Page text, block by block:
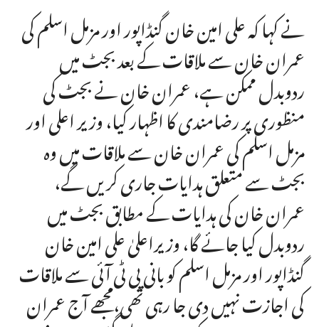
نے کہا کہ علی امین خان گنڈاپور اور مزمل اسلم کی
عمران خان سے ملاقات کے بعد بجٹ میں
ردوبدل ممکن ہے، عمران خان نے بجٹ کی
منظوری پر رضامندی کا اظہار کیا، وزیر اعلی اور
مزمل اسلم کی عمران خان سے ملاقات میں وہ
بجٹ سے متعلق ہدایات جاری کریں گے،
عمران خان کی ہدایات کے مطابق بجٹ میں
ردوبدل کیا جائے گا، وزیراعلیٰ علی امین خان
گنڈاپور اور مزمل اسلم کو بانی پی ٹی آئی سے ملاقات
کی اجازت نہیں دی جا رہی تھی،مجھے آج عمران